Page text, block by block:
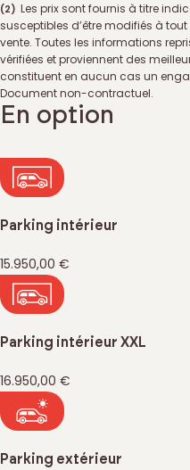
Les prix sont fournis à titre
susceptibles d’être modifiés à
vente. Toutes les informations
vérifiées et proviennent des
constituent en aucun cas un
Document non-contractuel.
En option
Parking intérieur
15.950,00 €
Parking intérieur XXL
16.950,00 €
Parking extérieur